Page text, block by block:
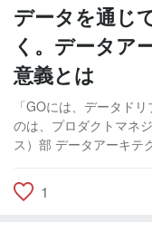
データを通じ
く。データア
意義とは
「GOには、データド
のは、プロダクトマネ
ス）部 データアーキテ
1